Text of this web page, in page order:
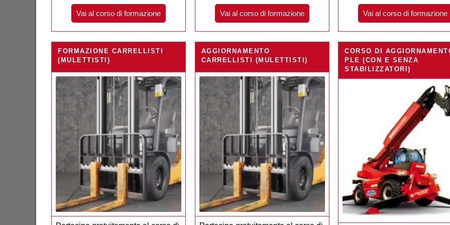
Vai al corso di formazione Vai al corso di formazione Vai al corso di formazione
FORMAZIONE CARRELLISTI
(MULETTISTI)
AGGIORNAMENTO
CARRELLISTI (MULETTISTI)
CORSO DI
PLE (CON E SENZA
STABILIZZATORI)